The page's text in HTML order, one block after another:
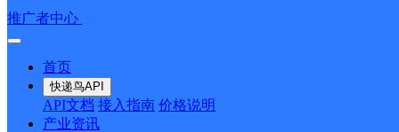
推广者中心
首页
快递鸟API
API文档 接入指南 价格说明
产业资讯
接口API
API接口 DEMO下载
关于我们